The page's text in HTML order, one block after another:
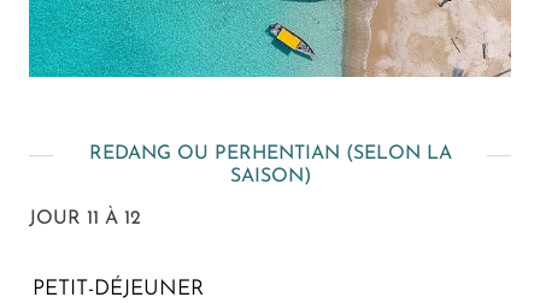
REDANG OU PERHENTIAN (SELON LA
SAISON)
JOUR 11 À 12
PETIT-DÉJEUNER